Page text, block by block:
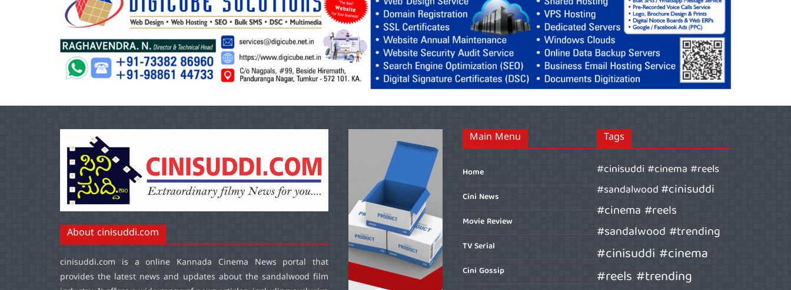
About cinisuddi.com
cinisuddi.com is a online Kannada Cinema News portal that
provides the latest news and updates about the sandalwood film
Main Menu
Home
Cini News
Movie Review
TV Serial
Cini Gossip
Tags
#cinisuddi #cinema #reels
#sandalwood#cinisuddi
#cinema #reels
#sandalwood #trending
#cinisuddi #cinema
#reels #trending